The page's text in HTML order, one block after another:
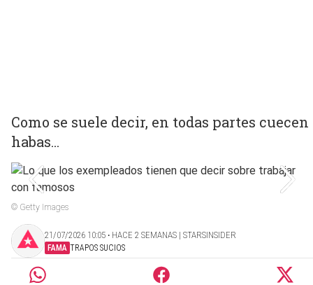
Como se suele decir, en todas partes cuecen
habas...
© Getty Images
21/07/2026 10:05 ‧ HACE 2 SEMANAS | STARSINSIDER
FAMA TRAPOS SUCIOS